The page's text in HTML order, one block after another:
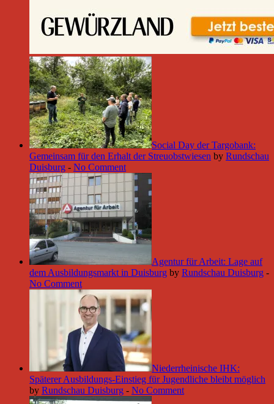
Social Day der Targobank:
Gemeinsam für den Erhalt der Streuobstwiesen by Rundschau
Duisburg - No Comment
Agentur für Arbeit: Lage auf
dem Ausbildungsmarkt in Duisburg by Rundschau Duisburg -
No Comment
Niederrheinische IHK:
Späterer Ausbildungs-Einstieg für Jugendliche bleibt möglich
by Rundschau Duisburg - No Comment